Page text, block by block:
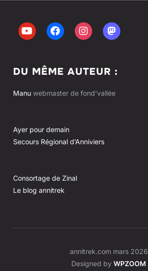
DU MÊME AUTEUR :
Manuwebmaster de fond’vallée
Ayer pour demain
Secours Régional d’Anniviers
Consortage de Zinal
Le blog annitrek
annitrek.com mars 2026
Designed by WPZOOM